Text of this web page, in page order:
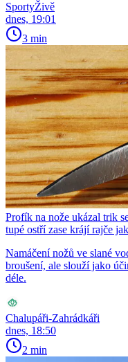
SportyŽivě
dnes, 19:01
3 min
Profík na nože ukázal trik
tupé ostří zase krájí rajče
Namáčení nožů ve slané
broušení, ale slouží jako
déle.
Chalupáři-Zahrádkáři
dnes, 18:50
2 min